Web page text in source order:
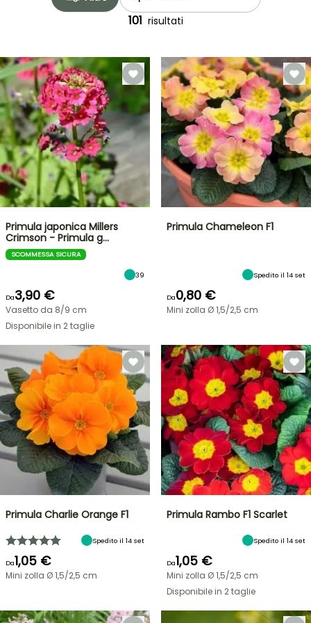
101 risultati
Primula japonica Millers
Crimson - Primula g…
SCOMMESSA SICURA
39
Da3,90 €
Vasetto da 8/9 cm
Disponibile in 2 taglie
Primula Chameleon F1
Spedito il 14 set
Da0,80 €
Mini zolla Ø 1,5/2,5 cm
Primula Charlie Orange F1
Spedito il 14 set
Da1,05 €
Mini zolla Ø 1,5/2,5 cm
Primula Rambo F1 Scarlet
Spedito il 14 set
Da1,05 €
Mini zolla Ø 1,5/2,5 cm
Disponibile in 2 taglie